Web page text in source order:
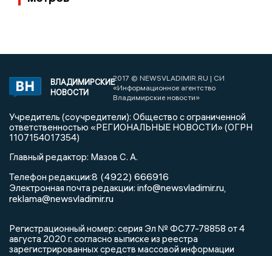
ВЛАДИМИРСКИЕ
НОВОСТИ
2017 © NEWSVLADIMIR.RU | СИ
«Информационное агентство
Владимирские новости»
Учредитель (соучредители): Общество с ограниченной
ответственностью «РЕГИОНАЛЬНЫЕ НОВОСТИ» (ОГРН
1107154017354)
Главный редактор: Мазов С. А.
Телефон редакции:8 (4922) 666916
Электронная почта редакции: info@newsvladimir.ru
reklama@newsvladimir.ru
Регистрационный номер: серия Эл № ФС77-78858 от 4
августа 2020 г. согласно выписке из реестра
зарегистрированных средств массовой информации